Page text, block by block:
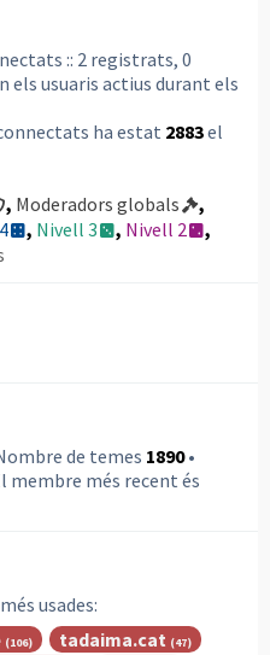
:: 2 registrats, 0
els usuaris actius durant els
ha estat 2883el
, Moderadors globals
,
, Nivell 3 , Nivell 2
,
de temes 1890•
membre més recent és
usades:
(106) tadaima.cat (47)